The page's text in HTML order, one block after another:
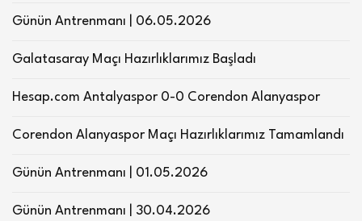
Günün Antrenmanı | 06.05.2026
Galatasaray Maçı Hazırlıklarımız Başladı
Hesap.com Antalyaspor 0-0 Corendon Alanyaspor
Corendon Alanyaspor Maçı Hazırlıklarımız Tamamlandı
Günün Antrenmanı | 01.05.2026
Günün Antrenmanı | 30.04.2026